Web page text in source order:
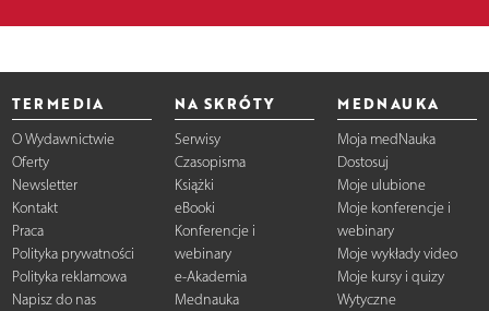
TERMEDIA
O Wydawnictwie
Oferty
Newsletter
Kontakt
Praca
Polityka prywatności
Polityka reklamowa
Napisz do nas
NA SKRÓTY
Serwisy
Czasopisma
Książki
eBooki
Konferencje i
webinary
e-Akademia
Mednauka
MEDNAUKA
Moja medNauka
Dostosuj
Moje ulubione
Moje konferencje i
webinary
Moje wykłady video
Moje kursy i quizy
Wytyczne